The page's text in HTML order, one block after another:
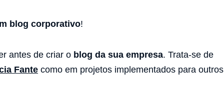
blog corporativo!
antes de criar o blog da sua empresa. Trata-se de
Fante como em projetos implementados para outros